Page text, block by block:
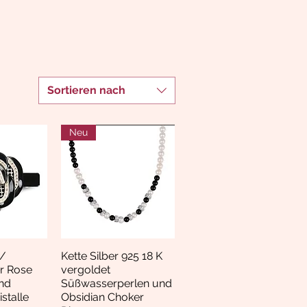
Sortieren nach
/
Rose
Schnellansicht
Neu
Kette Silber 925 18 K
vergoldet
Süßwasserperlen und
Obsidian Choker